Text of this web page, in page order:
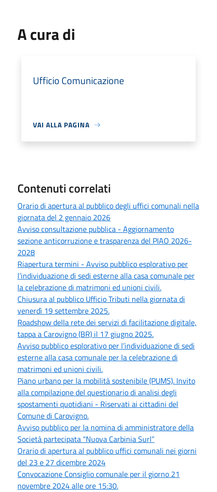
A cura di
Ufficio Comunicazione
VAI ALLA PAGINA
Contenuti correlati
Orario di apertura al pubblico degli uffici comunali nella
giornata del 2 gennaio 2026
Avviso consultazione pubblica - Aggiornamento
sezione anticorruzione e trasparenza del PIAO 2026-
2028
Riapertura termini - Avviso pubblico esplorativo per
l’individuazione di sedi esterne alla casa comunale per
la celebrazione di matrimoni ed unioni civili.
Chiusura al pubblico Ufficio Tributi nella giornata di
venerdì 19 settembre 2025.
Roadshow della rete dei servizi di facilitazione digitale,
tappa a Carovigno (BR) il 17 giugno 2025.
Avviso pubblico esplorativo per l’individuazione di sedi
esterne alla casa comunale per la celebrazione di
matrimoni ed unioni civili.
Piano urbano per la mobilità sostenibile (PUMS). Invito
alla compilazione del questionario di analisi degli
spostamenti quotidiani - Riservati ai cittadini del
Comune di Carovigno.
Avviso pubblico per la nomina di amministratore della
Società partecipata “Nuova Carbinia Surl”
Orario di apertura al pubblico uffici comunali nei giorni
del 23 e 27 dicembre 2024
Convocazione Consiglio comunale per il giorno 21
novembre 2024 alle ore 15:30.